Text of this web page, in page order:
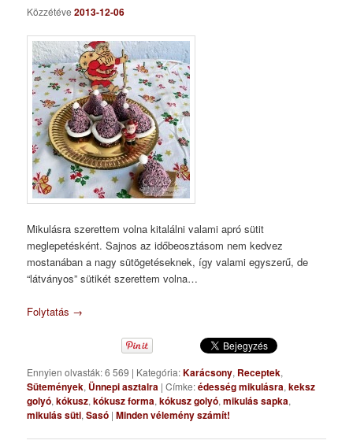
Közzétéve2013-12-06
Mikulásra szerettem volna kitalálni valami apró sütit
meglepetésként. Sajnos az időbeosztásom nem kedvez
mostanában a nagy sütögetéseknek, így valami egyszerű, de
“látványos” sütikét szerettem volna…
Folytatás →
Ennyien olvasták: 6 569 | Kategória:Karácsony, Receptek,
Sütemények, Ünnepi asztalra |Címke:édesség mikulásra,keksz
golyó,kókusz,kókusz forma,kókusz golyó,mikulás sapka,
mikulás süti,Sasó |Minden vélemény számít!